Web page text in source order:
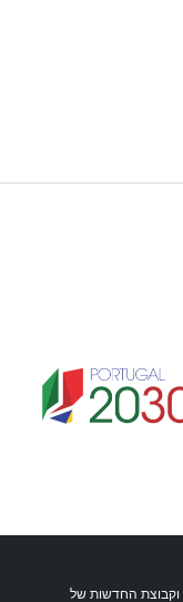
כל התוכן והעיצוב הוא זכויות יוצרים Anglopress Lda וקבוצת החדשות של